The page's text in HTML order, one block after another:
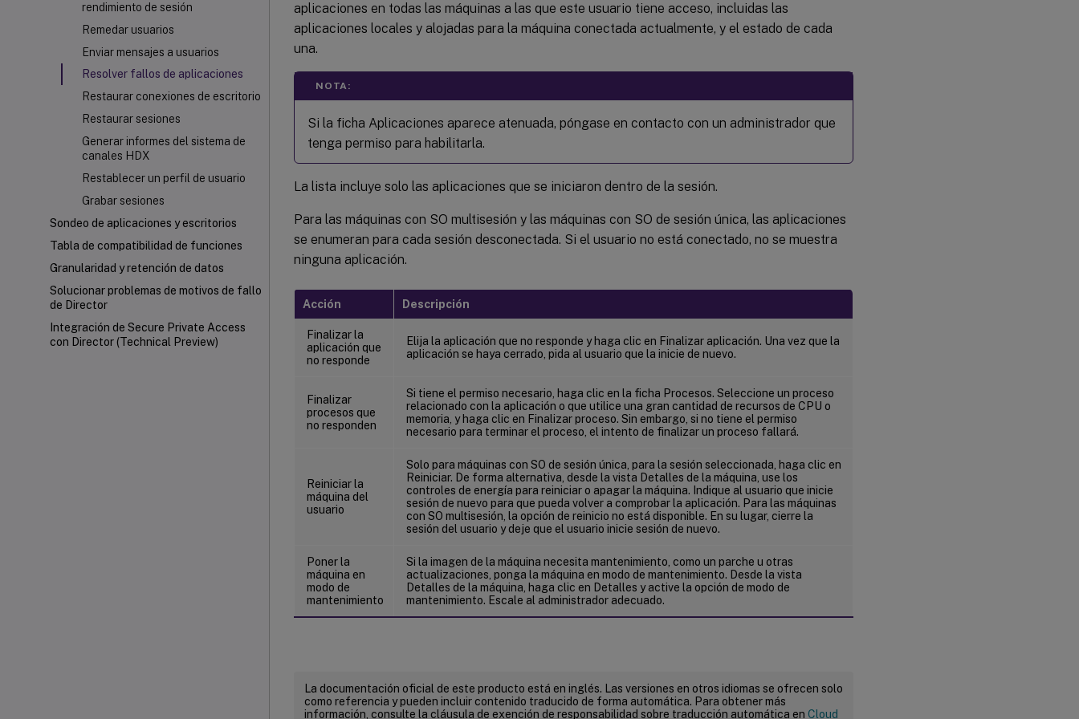
rendimiento de sesión
Remedar usuarios
Enviar mensajes a usuarios
Resolver fallos de aplicaciones
Restaurar conexiones de escritorio
Restaurar sesiones
Generar informes del sistema de
canales HDX
Restablecer un perfil de usuario
Grabar sesiones
Sondeo de aplicaciones y escritorios
Tabla de compatibilidad de funciones
Granularidad y retención de datos
Solucionar problemas de motivos de fallo
de Director
Integración de Secure Private Access
con Director (Technical Preview)
aplicaciones en todas las máquinas a las que este usuario tiene acceso, incluidas las
aplicaciones locales y alojadas para la máquina conectada actualmente, y el estado de cada
una.
NOTA:
Si la ficha Aplicaciones aparece atenuada, póngase en contacto con un administrador que
tenga permiso para habilitarla.
La lista incluye solo las aplicaciones que se iniciaron dentro de la sesión.
Para las máquinas con SO multisesión y las máquinas con SO de sesión única, las aplicaciones
se enumeran para cada sesión desconectada. Si el usuario no está conectado, no se muestra
ninguna aplicación.
Acción Descripción
Finalizar la
aplicación que
no responde
Elija la aplicación que no responde y haga clic en Finalizar aplicación. Una vez que la
aplicación se haya cerrado, pida al usuario que la inicie de nuevo.
Finalizar
procesos que
no responden
Si tiene el permiso necesario, haga clic en la ficha Procesos. Seleccione un proceso
relacionado con la aplicación o que utilice una gran cantidad de recursos de CPU o
memoria, y haga clic en Finalizar proceso. Sin embargo, si no tiene el permiso
necesario para terminar el proceso, el intento de finalizar un proceso fallará.
Reiniciar la
máquina del
usuario
Solo para máquinas con SO de sesión única, para la sesión seleccionada, haga clic en
Reiniciar. De forma alternativa, desde la vista Detalles de la máquina, use los
controles de energía para reiniciar o apagar la máquina. Indique al usuario que inicie
sesión de nuevo para que pueda volver a comprobar la aplicación. Para las máquinas
con SO multisesión, la opción de reinicio no está disponible. En su lugar, cierre la
sesión del usuario y deje que el usuario inicie sesión de nuevo.
Poner la
máquina en
modo de
mantenimiento
Si la imagen de la máquina necesita mantenimiento, como un parche u otras
actualizaciones, ponga la máquina en modo de mantenimiento. Desde la vista
Detalles de la máquina, haga clic en Detalles y active la opción de modo de
mantenimiento. Escale al administrador adecuado.
La documentación oficial de este producto está en inglés. Las versiones en otros idiomas se ofrecen solo
como referencia y pueden incluir contenido traducido de forma automática. Para obtener más
información, consulte la cláusula de exención de responsabilidad sobre traducción automática en Cloud